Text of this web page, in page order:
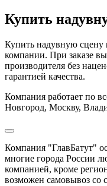
Купить
Купить надувную сцену
компании. При заказе
производителя без
гарантией качества.
Компания работает по
Новгород, Москву,
Компания "ГлавБатут"
многие города России
компанией, кроме
возможен самовывоз со